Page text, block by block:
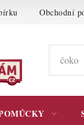
Obchodní